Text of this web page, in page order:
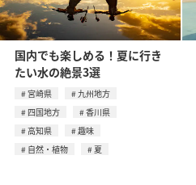
国内でも楽しめる！夏に行き
たい水の絶景3選
宮崎県
九州地方
四国地方
香川県
高知県
趣味
自然・植物
夏